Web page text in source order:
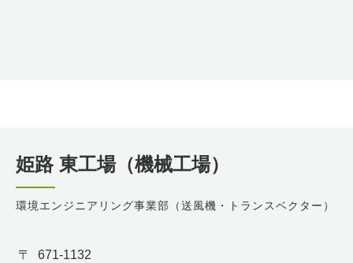
姫路 東工場（機械工場）
環境エンジニアリング事業部（送風機・トランスベクター）
671-1132